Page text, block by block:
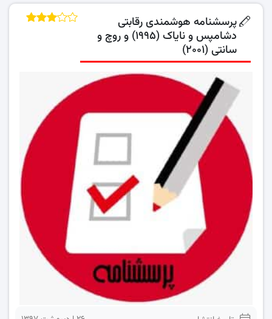
پرسشنامه هوشمندی رقابتی
دشامپس و نایاک (۱۹۹۵) و روچ و
سانتی (۲۰۰۱)